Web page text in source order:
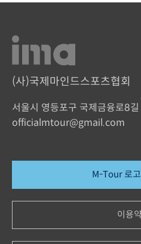
(사)국제마인드스포츠협회
서울시 영등포구 국제금융로8
officialmtour@gmail.com
M-Tour 로
이용